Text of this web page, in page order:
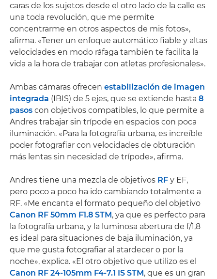
caras de los sujetos desde el otro lado de la calle es
una toda revolución, que me permite
concentrarme en otros aspectos de mis fotos»,
afirma. «Tener un enfoque automático fiable y altas
velocidades en modo ráfaga también te facilita la
vida a la hora de trabajar con atletas profesionales».
Ambas cámaras ofrecen estabilización de imagen
integrada (IBIS) de 5 ejes, que se extiende hasta 8
pasos con objetivos compatibles, lo que permite a
Andres trabajar sin trípode en espacios con poca
iluminación. «Para la fotografía urbana, es increíble
poder fotografiar con velocidades de obturación
más lentas sin necesidad de trípode», afirma.
Andres tiene una mezcla de objetivos RF y EF,
pero poco a poco ha ido cambiando totalmente a
RF. «Me encanta el formato pequeño del objetivo
Canon RF 50mm F1.8 STM, ya que es perfecto para
la fotografía urbana, y la luminosa abertura de f/1,8
es ideal para situaciones de baja iluminación, ya
que me gusta fotografiar al atardecer o por la
noche», explica. «El otro objetivo que utilizo es el
Canon RF 24-105mm F4-7.1 IS STM, que es un gran